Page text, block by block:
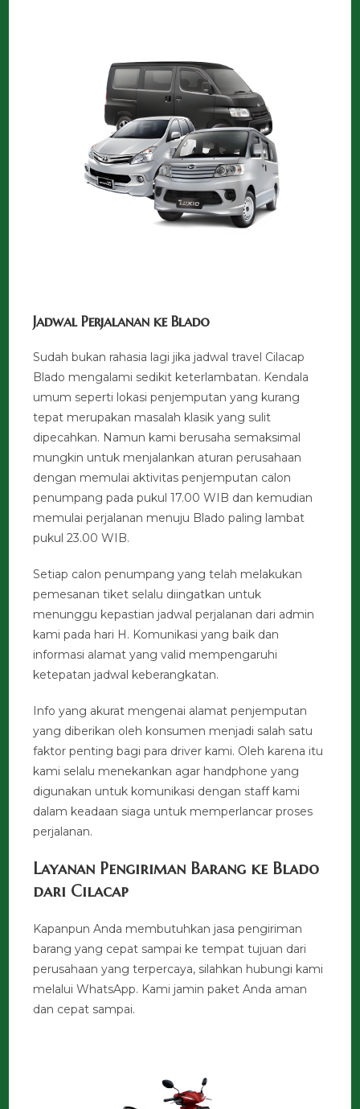
Jadwal Perjalanan ke Blado
Sudah bukan rahasia lagi jika jadwal travel Cilacap
Blado mengalami sedikit keterlambatan. Kendala
umum seperti lokasi penjemputan yang kurang
tepat merupakan masalah klasik yang sulit
dipecahkan. Namun kami berusaha semaksimal
mungkin untuk menjalankan aturan perusahaan
dengan memulai aktivitas penjemputan calon
penumpang pada pukul 17.00 WIB dan kemudian
memulai perjalanan menuju Blado paling lambat
pukul 23.00 WIB.
Setiap calon penumpang yang telah melakukan
pemesanan tiket selalu diingatkan untuk
menunggu kepastian jadwal perjalanan dari admin
kami pada hari H. Komunikasi yang baik dan
informasi alamat yang valid mempengaruhi
ketepatan jadwal keberangkatan.
Info yang akurat mengenai alamat penjemputan
yang diberikan oleh konsumen menjadi salah satu
faktor penting bagi para driver kami. Oleh karena itu
kami selalu menekankan agar handphone yang
digunakan untuk komunikasi dengan staff kami
dalam keadaan siaga untuk memperlancar proses
perjalanan.
Layanan Pengiriman Barang ke Blado
dari Cilacap
Kapanpun Anda membutuhkan jasa pengiriman
barang yang cepat sampai ke tempat tujuan dari
perusahaan yang terpercaya, silahkan hubungi kami
melalui WhatsApp. Kami jamin paket Anda aman
dan cepat sampai.